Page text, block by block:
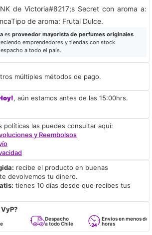
de Victoria#8217;s Secret con aroma a:
de aroma: Frutal Dulce.
es proveedor mayorista de perfumes originales
emprendedores y tiendas con stock
a todo el país.
múltiples métodos de pago.
, aún estamos antes de las 15:00hrs.
políticas las puedes consultar aquí:
y Reembolsos
recibe el producto en buenas
devolvemos tu dinero.
tienes 10 días desde que recibes tus
Despacho
a todo Chile
Envíos en menos de 24
horas